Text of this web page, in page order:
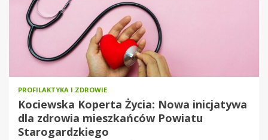
PROFILAKTYKA I ZDROWIE
Kociewska Koperta Życia: Nowa inicjatywa
dla zdrowia mieszkańców Powiatu
Starogardzkiego